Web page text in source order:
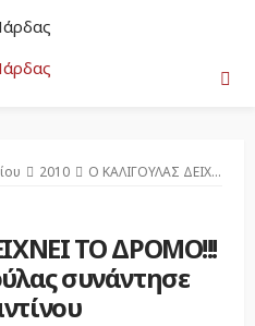
2010 Ο ΚΑΛΙΓΟΥΛΑΣ ΔΕΙΧΝΕΙ ΤΟ ΔΡΟΜΟ!!! Ή Όταν ο Καλιγούλας συνάντησε τον Παπακωνσταντίνου
ΤΟ ΔΡΟΜΟ!!!
συνάντησε